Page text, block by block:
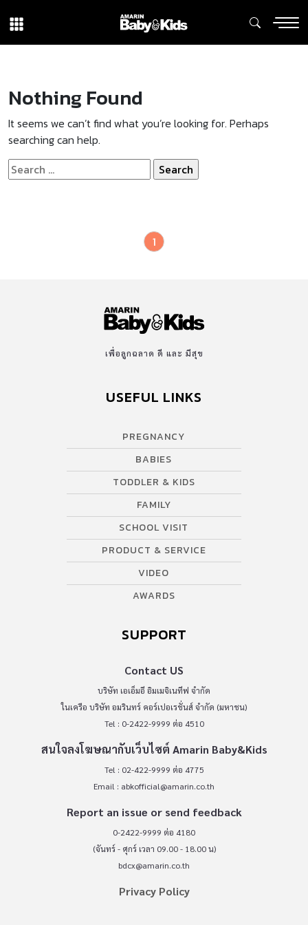
Nothing Found
It seems we can’t find what you’re looking for. Perhaps
searching can help.
Search
for:
1
เพื่อลูกฉลาด ดี และ มีสุข
USEFUL LINKS
PREGNANCY
BABIES
TODDLER & KIDS
FAMILY
SCHOOL VISIT
PRODUCT & SERVICE
VIDEO
AWARDS
SUPPORT
Contact US
บริษัท เอเอ็มอี อิมเมจิเนทีฟ จำกัด
ในเครือ บริษัท อมรินทร์ คอร์เปอเรชั่นส์ จำกัด (มหาชน)
Tel : 0-2422-9999 ต่อ 4510
สนใจลงโฆษณากับเว็บไซต์ Amarin Baby&Kids
Tel : 02-422-9999 ต่อ 4775
Email : abkofficial@amarin.co.th
Report an issue or send feedback
0-2422-9999 ต่อ 4180
(จันทร์ - ศุกร์ เวลา 09.00 - 18.00 น)
bdcx@amarin.co.th
Privacy Policy